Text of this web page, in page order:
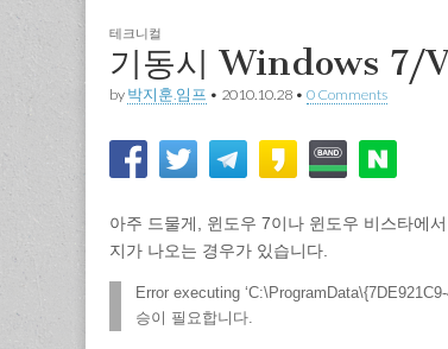
content
테크니컬
기동시 Windows 7/
by 박지훈.임프 • 2010.10.28 • 0 Comments
아주 드물게, 윈도우 7이나 윈도우 비스타에
지가 나오는 경우가 있습니다.
Error executing
승이 필요합니다.